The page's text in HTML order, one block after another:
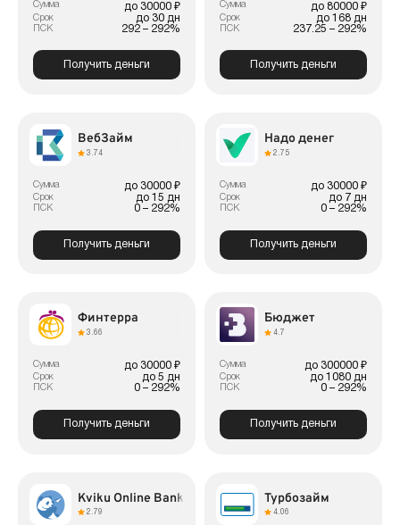
Сумма до 30000 ₽
Срок до 30 дн
ПСК 292 – 292%
Получить деньги
Сумма до 80000 ₽
Срок до 168 дн
ПСК 237.25 – 292%
Получить деньги
ВебЗайм
3.74
Сумма до 30000 ₽
Срок до 15 дн
ПСК 0 – 292%
Получить деньги
Надо денег
2.75
Сумма до 30000 ₽
Срок до 7 дн
ПСК 0 – 292%
Получить деньги
Финтерра
3.66
Сумма до 30000 ₽
Срок до 5 дн
ПСК 0 – 292%
Получить деньги
Бюджет
4.7
Сумма до 300000 ₽
Срок до 1080 дн
ПСК 0 – 292%
Получить деньги
Kviku Online Bank
2.79
Турбозайм
4.06